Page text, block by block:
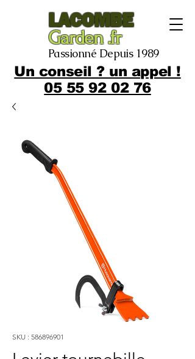
LACOMBE
Garden .fr
Passionné Depuis 1989
Un conseil ? un appel !
05 55 92 02 76
SKU : 586896901